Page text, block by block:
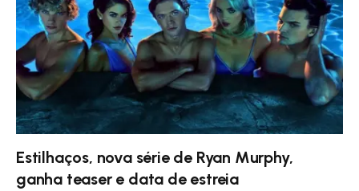
Estilhaços, nova série de Ryan Murphy,
ganha teaser e data de estreia